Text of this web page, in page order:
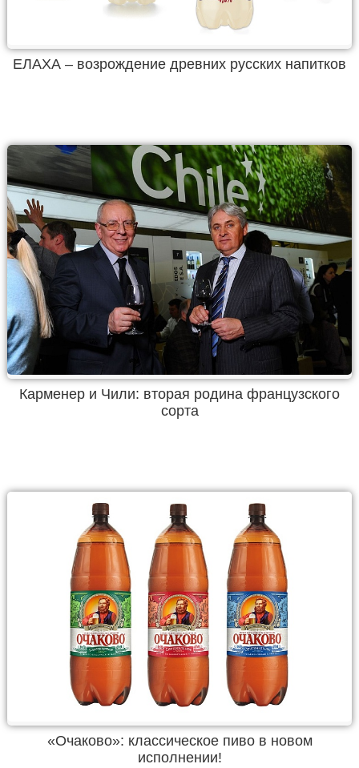
ЕЛАХА – возрождение древних русских напитков
Карменер и Чили: вторая родина французского
сорта
«Очаково»: классическое пиво в новом
исполнении!